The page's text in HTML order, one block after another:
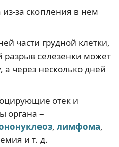
за скопления в нем
части грудной клетки,
разрыв селезенки может
а через несколько дней
отек и
органа –
, лимфома,
и т. д.